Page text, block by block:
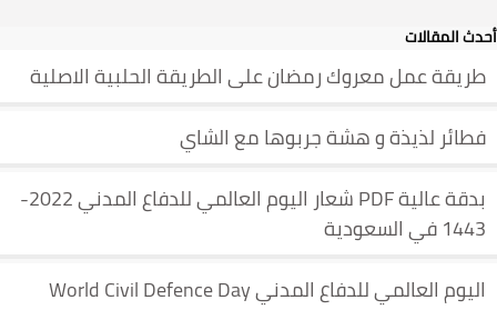
أحدث المقالات
طريقة عمل معروك رمضان على الطريقة الحلبية الاصلية
فطائر لذيذة و هشة جربوها مع الشاي
بدقة عالية PDF شعار اليوم العالمي للدفاع المدني 2022-
1443 في السعودية
اليوم العالمي للدفاع المدني World Civil Defence Day